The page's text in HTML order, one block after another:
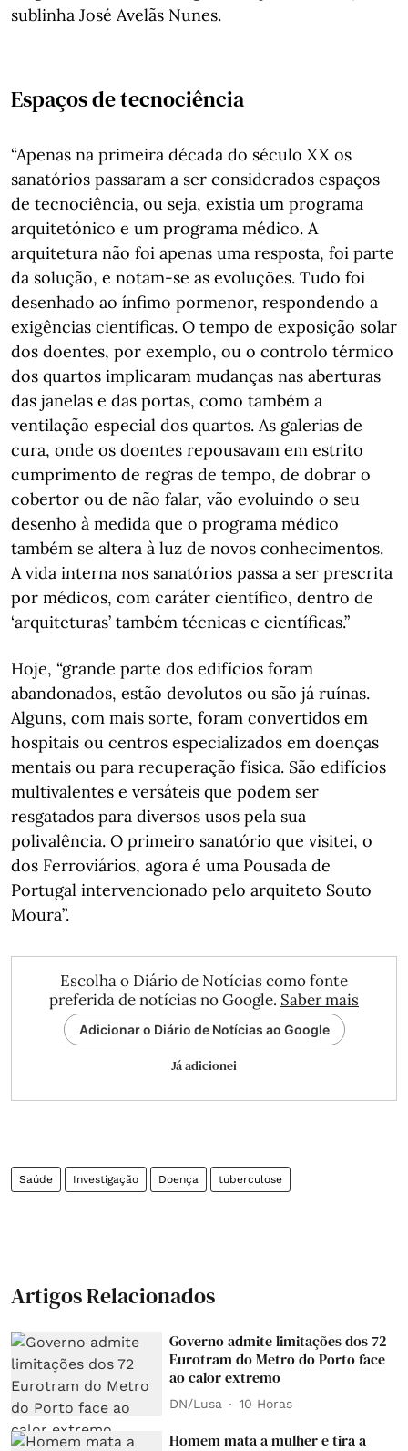
sublinha José Avelãs Nunes.
Espaços de tecnociência
“Apenas na primeira década do século XX os
sanatórios passaram a ser considerados espaços
de tecnociência, ou seja, existia um programa
arquitetónico e um programa médico. A
arquitetura não foi apenas uma resposta, foi parte
da solução, e notam-se as evoluções. Tudo foi
desenhado ao ínfimo pormenor, respondendo a
exigências científicas. O tempo de exposição solar
dos doentes, por exemplo, ou o controlo térmico
dos quartos implicaram mudanças nas aberturas
das janelas e das portas, como também a
ventilação especial dos quartos. As galerias de
cura, onde os doentes repousavam em estrito
cumprimento de regras de tempo, de dobrar o
cobertor ou de não falar, vão evoluindo o seu
desenho à medida que o programa médico
também se altera à luz de novos conhecimentos.
A vida interna nos sanatórios passa a ser prescrita
por médicos, com caráter científico, dentro de
‘arquiteturas’ também técnicas e científicas.”
Hoje, “grande parte dos edifícios foram
abandonados, estão devolutos ou são já ruínas.
Alguns, com mais sorte, foram convertidos em
hospitais ou centros especializados em doenças
mentais ou para recuperação física. São edifícios
multivalentes e versáteis que podem ser
resgatados para diversos usos pela sua
polivalência. O primeiro sanatório que visitei, o
dos Ferroviários, agora é uma Pousada de
Portugal intervencionado pelo arquiteto Souto
Moura”.
Escolha o Diário de Notícias como fonte
preferida de notícias no Google. Saber mais
Adicionar o Diário de Notícias ao Google
Já adicionei
Saúde Investigação Doença tuberculose
Artigos Relacionados
Governo admite limitações dos 72
Eurotram do Metro do Porto face
ao calor extremo
DN/Lusa 10 Horas
Homem mata a mulher e tira a